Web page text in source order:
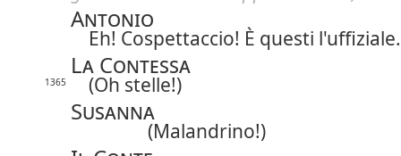
Antonio
Eh! Cospettaccio! È questi l'uffiziale.
La Contessa
1365 (Oh stelle!)
Susanna
(Malandrino!)